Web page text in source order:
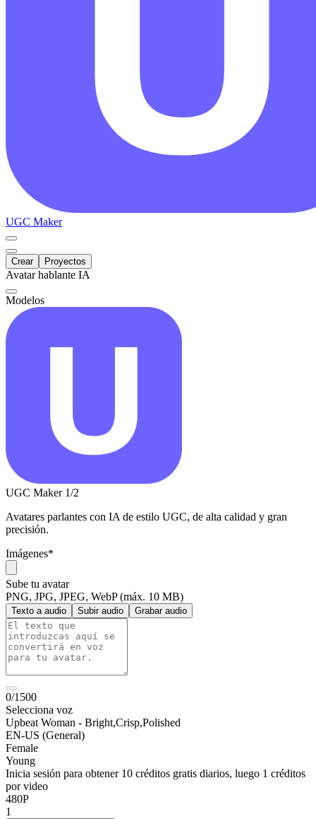
UGC Maker
Crear Proyectos
Avatar hablante IA
Modelos
UGC Maker1/2
Avatares parlantes con IA de estilo UGC, de alta calidad y gran
precisión.
Imágenes*
Sube tu avatar
PNG, JPG, JPEG, WebP (máx. 10 MB)
Texto a audio Subir audio Grabar audio
0/1500
Selecciona voz
Upbeat Woman - Bright,Crisp,Polished
EN-US (General)
Female
Young
Inicia sesión para obtener 10 créditos gratis diarios, luego 1 créditos
por video
480P
1